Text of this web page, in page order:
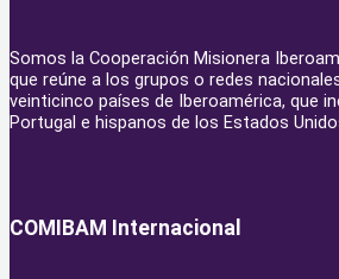
Somos la Cooperación Misionera
que reúne a los grupos o redes
veinticinco países de Iberoamérica, que
Portugal e hispanos de los Estados
COMIBAM Internacional